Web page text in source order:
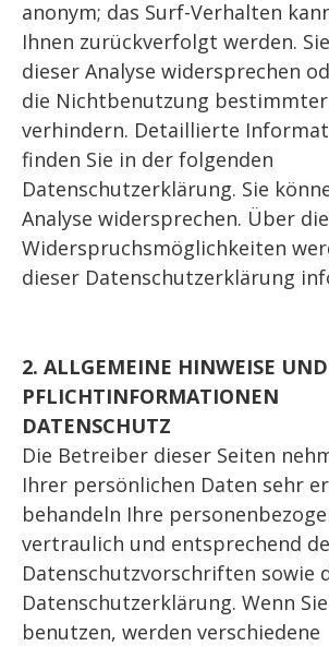
anonym; das Surf-Verhalten
Ihnen zurückverfolgt werden.
dieser Analyse widersprechen
die Nichtbenutzung
verhindern. Detaillierte
finden Sie in der folgenden
Datenschutzerklärung. Sie
Analyse widersprechen. Über die
Widerspruchsmöglichkeiten
dieser Datenschutzerklärung
2. ALLGEMEINE HINWEISE UND
PFLICHTINFORMATIONEN
DATENSCHUTZ
Die Betreiber dieser Seiten
Ihrer persönlichen Daten sehr
behandeln Ihre
vertraulich und entsprechend
Datenschutzvorschriften sowie
Datenschutzerklärung. Wenn
benutzen, werden verschiedene